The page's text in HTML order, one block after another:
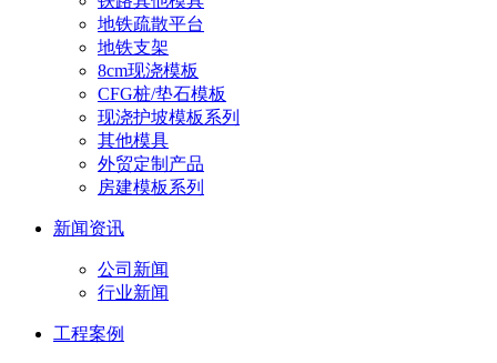
地铁疏散平台
地铁支架
8cm现浇模板
CFG桩/垫石模板
现浇护坡模板系列
其他模具
外贸定制产品
房建模板系列
新闻资讯
公司新闻
行业新闻
工程案例